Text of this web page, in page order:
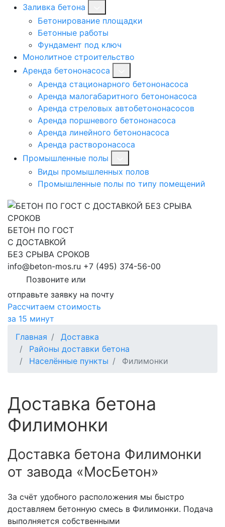
Заливка бетона
Бетонирование площадки
Бетонные работы
Фундамент под ключ
Монолитное строительство
Аренда бетононасоса
Аренда стационарного бетононасоса
Аренда малогабаритного бетононасоса
Аренда стреловых автобетононасосов
Аренда поршневого бетононасоса
Аренда линейного бетононасоса
Аренда растворонасоса
Промышленные полы
Виды промышленных полов
Промышленные полы по типу помещений
БЕТОН ПО ГОСТ
С ДОСТАВКОЙ
БЕЗ СРЫВА СРОКОВ
info@beton-mos.ru +7 (495) 374-56-00
Позвоните или
отправьте заявку на почту
Рассчитаем стоимость
за 15 минут
Главная
Доставка
Районы доставки бетона
Населённые пункты
Филимонки
Доставка бетона
Филимонки
Доставка бетона Филимонки
от завода «МосБетон»
За счёт удобного расположения мы быстро
доставляем бетонную смесь в Филимонки. Подача
выполняется собственными